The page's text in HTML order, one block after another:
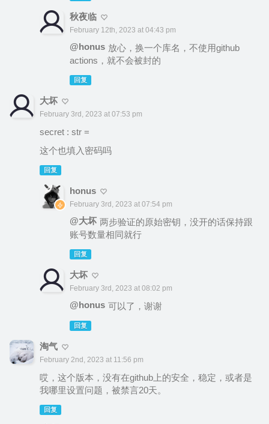
秋夜临
February 12th, 2023 at 04:43 pm
@honus 放心，换一个库名，不使用github
actions，就不会被封的
回复
大坏
February 3rd, 2023 at 07:53 pm
secret : str =
这个也填入密码吗
回复
honus
February 3rd, 2023 at 07:54 pm
@大坏 两步验证的原始密钥，没开的话保持跟
账号数量相同就行
回复
大坏
February 3rd, 2023 at 08:02 pm
@honus 可以了，谢谢
回复
淘气
February 2nd, 2023 at 11:56 pm
哎，这个版本，没有在github上的安全，稳定，或者是
我哪里设置问题，被禁言20天。
回复